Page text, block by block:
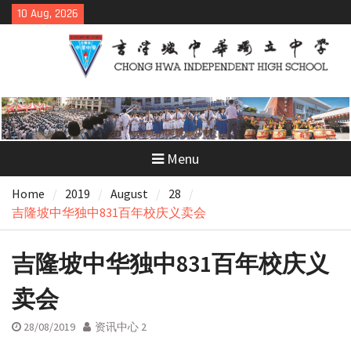
Skip
to
10 Aug, 2026
Menu
Home 2019 August
28
吉隆坡中华独中831百年校庆义卖会
吉隆坡中华独中831百年校庆义
卖会
28/08/2019 资讯中心 2